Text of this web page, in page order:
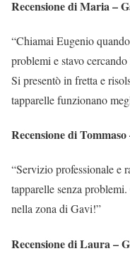
Recensione di Maria –
“Chiamai Eugenio
problemi e stavo
Si presentò in fretta e
tapparelle funzionano
Recensione di
“Servizio professionale e
tapparelle senza
nella zona di Gavi!”
Recensione di Laura –